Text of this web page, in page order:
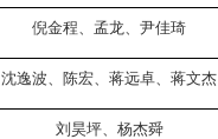
倪金程、孟龙、尹佳琦
沈逸波、陈宏、蒋远卓、蒋文杰
刘昊坪、杨杰舜